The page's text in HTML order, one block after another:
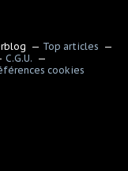
Top articles
C.G.U.
cookies